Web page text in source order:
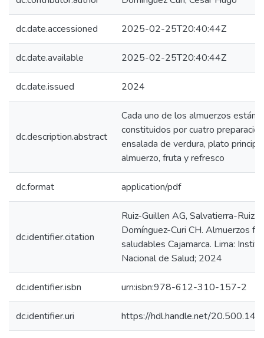
dc.date.accessioned 2025-02-25T20:40:44Z
dc.date.available 2025-02-25T20:40:44Z
dc.date.issued 2024
dc.description.abstract
Cada uno de los almuerzos están
constituidos por cuatro
ensalada de verdura, plato
almuerzo, fruta y refresco
dc.format application/pdf
dc.identifier.citation
Ruiz-Guillen AG, Salvatierra-Ruiz
Domínguez-Curi CH. Almuerzos
saludables Cajamarca. Lima:
Nacional de Salud; 2024
dc.identifier.isbn urn:isbn:978-612-310-157-2
dc.identifier.uri https://hdl.handle.net/